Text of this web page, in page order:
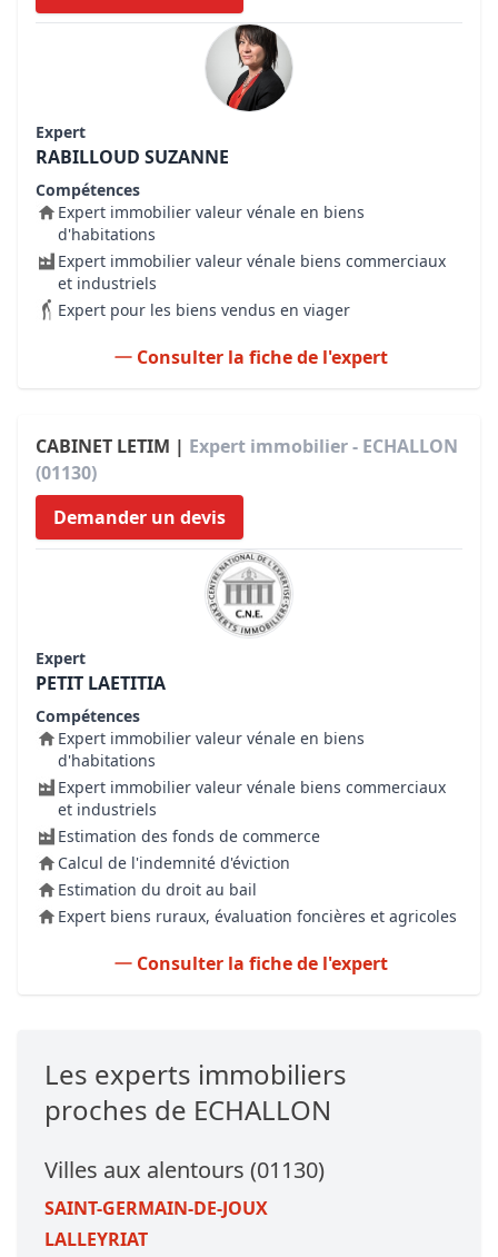
Expert
RABILLOUD SUZANNE
Compétences
Expert immobilier valeur vénale en biens
d'habitations
Expert immobilier valeur vénale biens commerciaux
et industriels
Expert pour les biens vendus en viager
Consulter la fiche de l'expert
CABINET LETIM | Expert immobilier - ECHALLON
(01130)
Demander un devis
Expert
PETIT LAETITIA
Compétences
Expert immobilier valeur vénale en biens
d'habitations
Expert immobilier valeur vénale biens commerciaux
et industriels
Estimation des fonds de commerce
Calcul de l'indemnité d'éviction
Estimation du droit au bail
Expert biens ruraux, évaluation foncières et agricoles
Consulter la fiche de l'expert
Les experts immobiliers
proches de ECHALLON
Villes aux alentours (01130)
SAINT-GERMAIN-DE-JOUX
LALLEYRIAT